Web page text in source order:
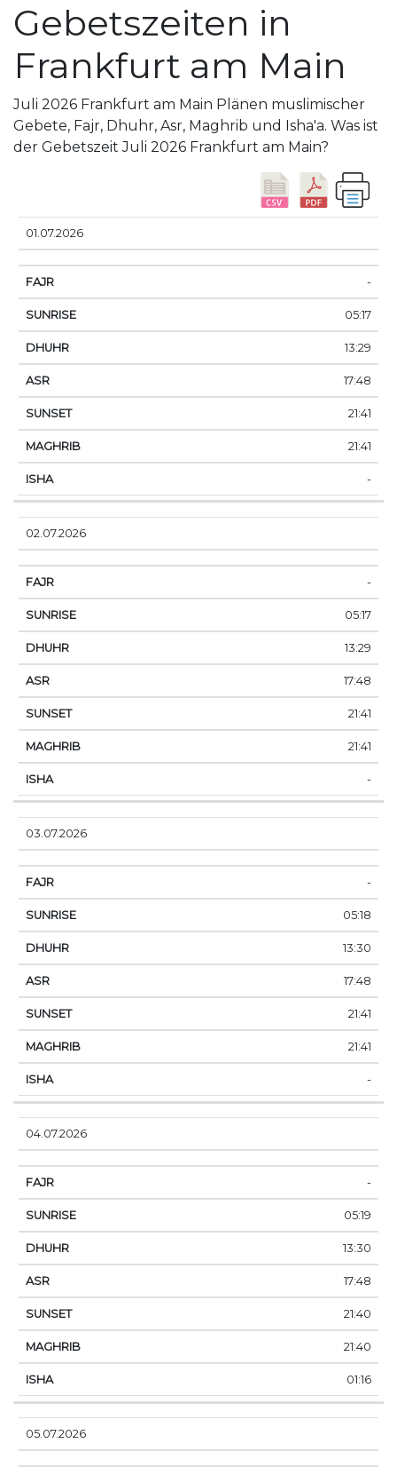
Gebetszeiten in
Frankfurt am Main
Juli 2026 Frankfurt am Main Plänen muslimischer
Gebete, Fajr, Dhuhr, Asr, Maghrib und Isha'a. Was ist
der Gebetszeit Juli 2026 Frankfurt am Main?
DATUM
01.07.2026
-
05:17
13:29
17:48
21:41
21:41
-
02.07.2026
-
05:17
13:29
17:48
21:41
21:41
-
03.07.2026
-
05:18
13:30
17:48
21:41
21:41
-
04.07.2026
-
05:19
13:30
17:48
21:40
21:40
01:16
05.07.2026